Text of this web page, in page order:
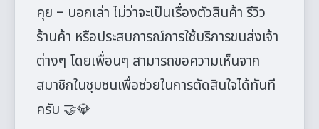
คุย - บอกเล่า ไม่ว่าจะเป็นเรื่องตัวสินค้า รีวิว
ร้านค้า หรือประสบการณ์การใช้บริการขนส่งเจ้า
ต่างๆ โดยเพื่อนๆ สามารถขอความเห็นจาก
สมาชิกในชุมชนเพื่อช่วยในการตัดสินใจได้ทันที
ครับ 🤝💎